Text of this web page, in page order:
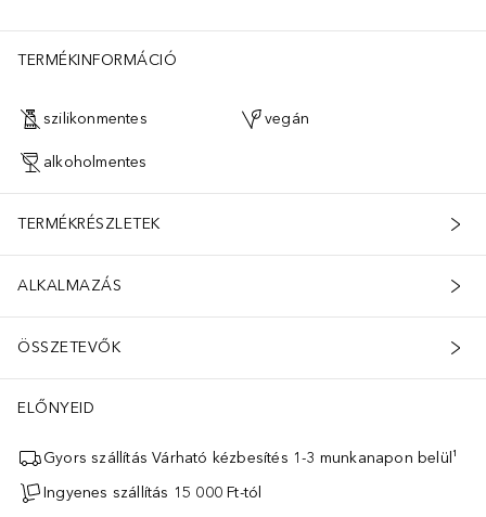
TERMÉKINFORMÁCIÓ
szilikonmentes vegán
alkoholmentes
TERMÉKRÉSZLETEK
ALKALMAZÁS
ÖSSZETEVŐK
ELŐNYEID
Gyors szállítás Várható kézbesítés 1-3 munkanapon belül¹
Ingyenes szállítás 15 000 Ft-tól